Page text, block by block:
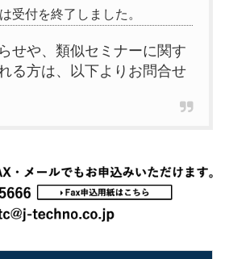
受付を終了しました。
せや、類似セミナーに関す
る方は、以下よりお問合せ